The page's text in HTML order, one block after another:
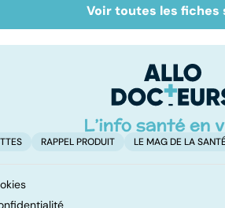
Inflammation des
amygdales : que faire
Voir toutes les fiches
RAPPEL PRODUIT LE MAG DE LA